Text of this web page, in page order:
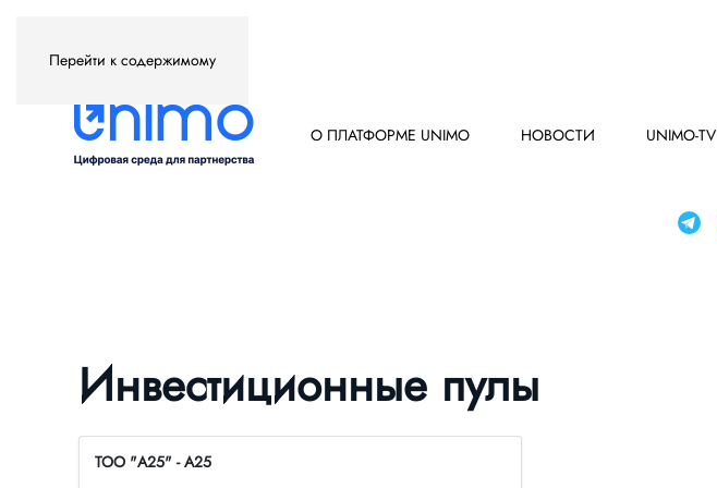
Перейти к содержимому
О ПЛАТФОРМЕ UNIMO НОВОСТИ UNIMO-TV
Инвестиционные пулы
ТОО "А25" - А25